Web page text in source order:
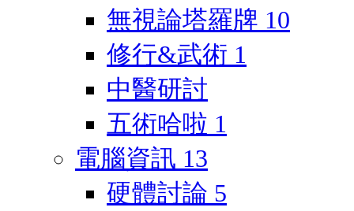
無視論塔羅牌 10
修行&武術 1
中醫研討
五術哈啦 1
電腦資訊 13
硬體討論 5